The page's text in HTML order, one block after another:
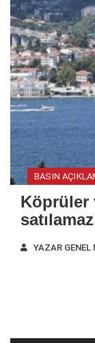
BASIN
Köprüler
YAZAR GENEL